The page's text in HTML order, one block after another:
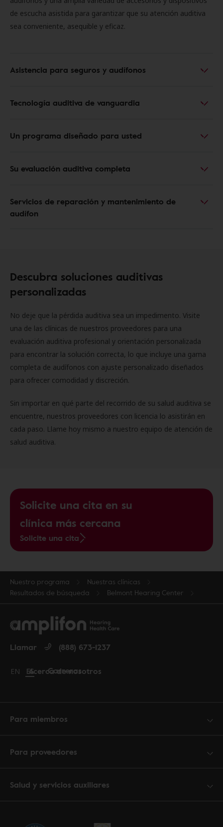
de escucha asistida para garantizar que su atención auditiva
sea conveniente, asequible y eficaz.
Asistencia para seguros y audífonos
Tecnología auditiva de vanguardia
Un programa diseñado para usted
Su evaluación auditiva completa
Servicios de reparación y mantenimiento de
audífon
Descubra soluciones auditivas
personalizadas
No deje que la pérdida auditiva sea un impedimento. Visite
una de las clínicas de nuestros proveedores para una
evaluación auditiva profesional y orientación personalizada
para encontrar la solución correcta, lo que incluye una gama
completa de audífonos con ajuste personalizado diseñados
para ofrecer comodidad y discreción.
Sin importar en qué parte del recorrido de su salud auditiva se
encuentre, nuestros proveedores con licencia lo asistirán en
cada paso. Llame hoy mismo a nuestro equipo de atención de
salud auditiva.
Solicite una cita en su
clínica más cercana
Solicite una cita
Nuestro programa
Nuestras clínicas
Resultados de búsqueda
Belmont Hearing Center
Acerca de nosotros
Carreras
Llamar (888) 673-1237
Change language to English
EN Cambiar idioma a español
ES
Para miembros
Para proveedores
Salud y servicios auxiliares